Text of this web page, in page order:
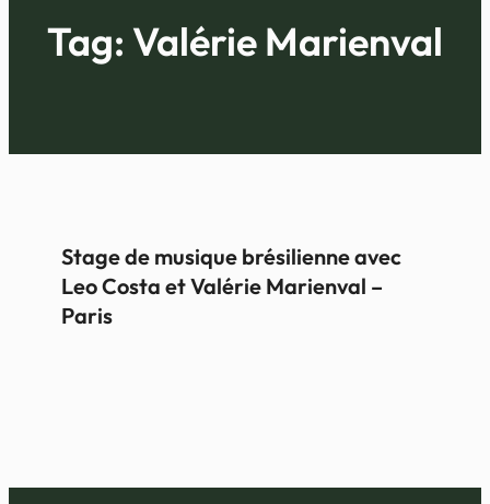
Tag: Valérie Marienval
Stage de musique brésilienne avec
Leo Costa et Valérie Marienval –
Paris